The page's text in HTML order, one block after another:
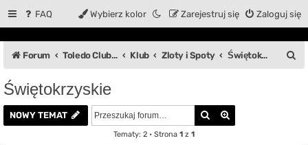
FAQ Zaloguj się
Zarejestruj się
Wybierz kolor
Forum Toledo Club Polska Klub Zloty i Spoty Świętokrzyskie
Świętokrzyskie
NOWY TEMAT Szukaj
Tematy: 2 • Strona 1 z 1